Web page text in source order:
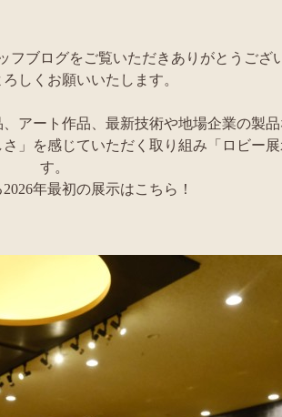
フブログをご覧いただきありがとうござ
ろしくお願いいたします。
アート作品、最新技術や地場企業の製
」を感じていただく取り組み「ロビー
す。
年最初の展示はこちら！